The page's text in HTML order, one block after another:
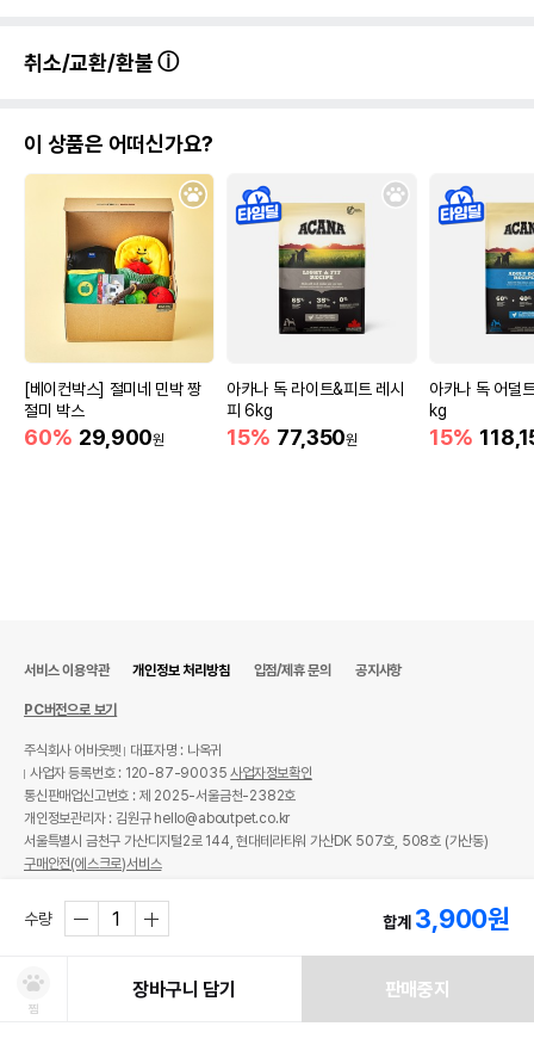
취소/교환/환불
이 상품은 어떠신가요?
[베이컨박스] 절미네 민박 짱
절미 박스
60% 29,900원
아카나 독 라이트&피트 레시
피 6kg
15% 77,350원
아카나 독 어덜
kg
15%
수량 합계 3,900원
찜
장바구니 담기 판매중지
서비스 이용약관 개인정보 처리방침 입점/제휴 문의 공지사항
PC버전으로 보기
주식회사 어바웃펫
대표자명 : 나옥귀
사업자 등록번호 : 120-87-90035사업자정보확인
통신판매업신고번호 : 제 2025-서울금천-2382호
개인정보관리자 : 김원규 hello@aboutpet.co.kr
서울특별시 금천구 가산디지털2로 144, 현대테라타워 가산DK 507호, 508호 (가산동)
구매안전(에스크로)서비스